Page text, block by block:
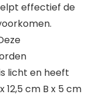
effectief de
licht en heeft
cm B x 5 cm